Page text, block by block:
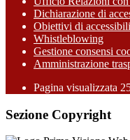
Dichiarazione di
Obiettivi di
Whistleblowing
Gestione consensi
Amministrazione
Pagina visualizzata
Sezione Copyright